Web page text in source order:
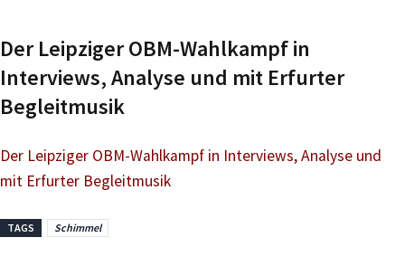
Der Leipziger OBM-Wahlkampf in
Interviews, Analyse und mit Erfurter
Begleitmusik
Der Leipziger OBM-Wahlkampf in Interviews, Analyse und
mit Erfurter Begleitmusik
TAGS Schimmel